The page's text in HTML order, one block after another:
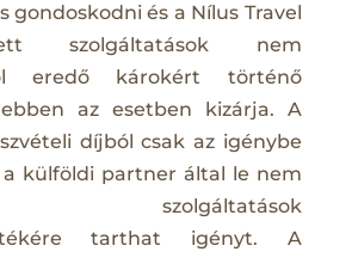
gondoskodni és a Nílus Travel
szolgáltatások nem
eredő károkért történő
az esetben kizárja. A
díjból csak az igénybe
külföldi partner által le nem
szolgáltatások
tarthat igényt. A